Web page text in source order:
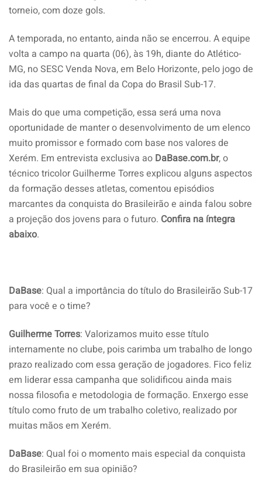
torneio, com doze gols.
A temporada, no entanto, ainda não se encerrou. A equipe
volta a campo na quarta (06), às 19h, diante do Atlético-
MG, no SESC Venda Nova, em Belo Horizonte, pelo jogo de
ida das quartas de final da Copa do Brasil Sub-17.
Mais do que uma competição, essa será uma nova
oportunidade de manter o desenvolvimento de um elenco
muito promissor e formado com base nos valores de
Xerém. Em entrevista exclusiva ao DaBase.com.br, o
técnico tricolor Guilherme Torres explicou alguns aspectos
da formação desses atletas, comentou episódios
marcantes da conquista do Brasileirão e ainda falou sobre
a projeção dos jovens para o futuro. Confira na íntegra
abaixo.
DaBase: Qual a importância do título do Brasileirão Sub-17
para você e o time?
Guilherme Torres: Valorizamos muito esse título
internamente no clube, pois carimba um trabalho de longo
prazo realizado com essa geração de jogadores. Fico feliz
em liderar essa campanha que solidificou ainda mais
nossa filosofia e metodologia de formação. Enxergo esse
título como fruto de um trabalho coletivo, realizado por
muitas mãos em Xerém.
DaBase: Qual foi o momento mais especial da conquista
do Brasileirão em sua opinião?